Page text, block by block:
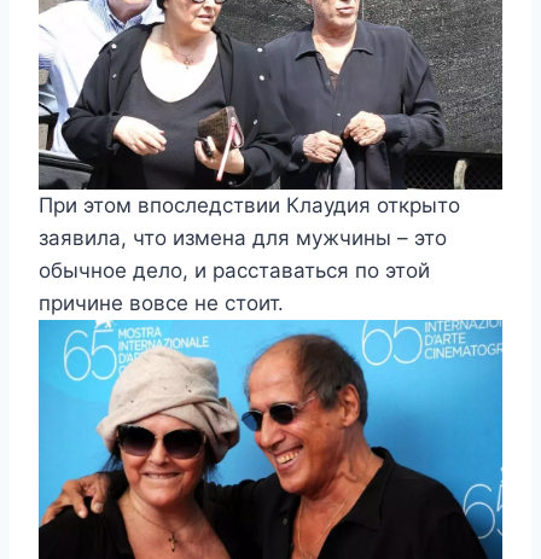
При этом впоследствии Клаудия открыто
заявила, что измена для мужчины – это
обычное дело, и расставаться по этой
причине вовсе не стоит.